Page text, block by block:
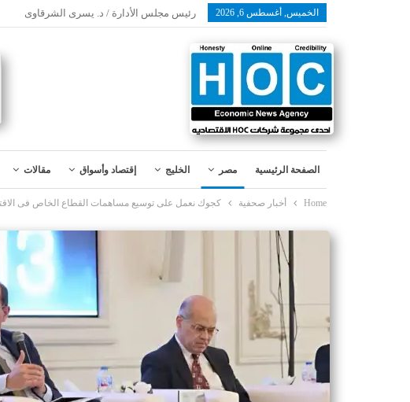
الخميس, أغسطس 6, 2026 رئيس مجلس الأدارة / د. يسرى الشرقاوى
الصفحة الرئيسية مصر الخليج إقتصاد وأسواق مقالات
Home أخبار صحفية كجوك نعمل على توسيع مساهمات القطاع الخاص فى